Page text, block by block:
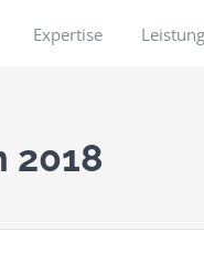
Expertise
2018